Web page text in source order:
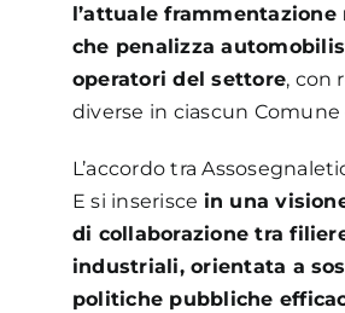
l’attuale frammentazione
che penalizza
operatori del settore, con
diverse in ciascun Comune
L’accordo tra
E si inserisce in una
di collaborazione tra
industriali, orientata a
politiche pubbliche